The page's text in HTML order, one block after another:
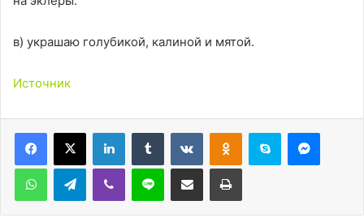
в) украшаю голубикой, калиной и мятой.
Источник
LinkedInTumblr ВконтактеОдноклассники
Skype
WhatsAppTelegramViber Line Поделиться через электронную почту Печатать